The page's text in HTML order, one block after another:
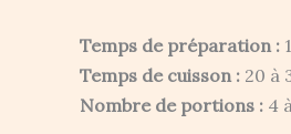
Temps de préparation :
Temps de cuisson : 20 à
Nombre de portions : 4